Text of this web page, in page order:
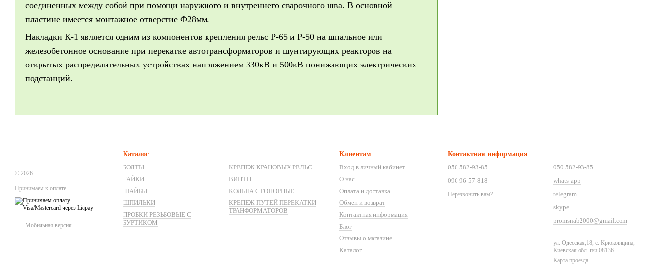
соединенных между собой при помощи наружного и внутреннего сварочного шва. В основной
пластине имеется монтажное отверстие Ф28мм.
Накладки К-1 является одним из компонентов крепления рельс Р-65 и Р-50 на шпальное или
железобетонное основание при перекатке автотрансформаторов и шунтирующих реакторов на
открытых распределительных устройствах напряжением 330кВ и 500кВ понижающих электрических
подстанций.
© 2026
Принимаем к оплате
Мобильная версия
Каталог
БОЛТЫ
ГАЙКИ
ШАЙБЫ
ШПИЛЬКИ
ПРОБКИ РЕЗЬБОВЫЕ С
БУРТИКОМ
КРЕПЕЖ КРАНОВЫХ РЕЛЬС
ВИНТЫ
КОЛЬЦА СТОПОРНЫЕ
КРЕПЕЖ ПУТЕЙ ПЕРЕКАТКИ
ТРАНФОРМАТОРОВ
Клиентам
Вход в личный кабинет
О нас
Оплата и доставка
Обмен и возврат
Контактная информация
Блог
Отзывы о магазине
Каталог
Контактная информация
050 582-93-85
096 96-57-818
Перезвонить вам?
050 582-93-85
whats-app
telegram
skype
promsnab2000@gmail.com
ул. Одесская,18, с. Крюковщина,
Киевская обл. п/и 08136.
Карта проезда